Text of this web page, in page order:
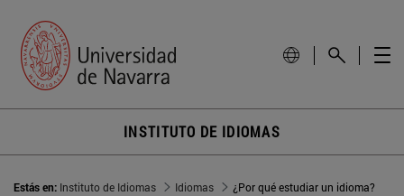
INSTITUTO DE IDIOMAS
Estás en: Instituto de Idiomas Idiomas ¿Por qué estudiar un idioma?